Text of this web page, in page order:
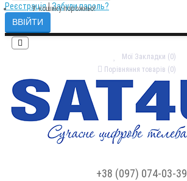
Реєстрація|Забули пароль?
Мої Закладки (0)
Порівняння товарів (0)
+38 (097) 074-03-39
У кошику порожньо!